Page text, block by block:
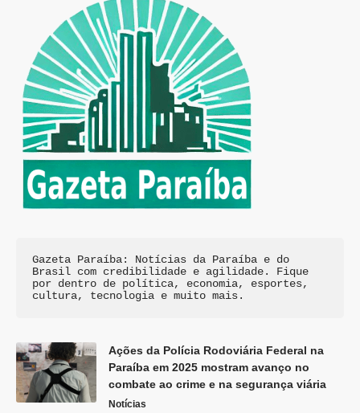
Gazeta Paraíba: Notícias da Paraíba e do
Brasil com credibilidade e agilidade. Fique
por dentro de política, economia, esportes,
cultura, tecnologia e muito mais.
Ações da Polícia Rodoviária Federal na
Paraíba em 2025 mostram avanço no
combate ao crime e na segurança viária
Notícias